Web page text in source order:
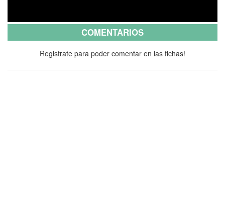
COMENTARIOS
Registrate para poder comentar en las fichas!